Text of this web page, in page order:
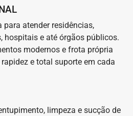
para atender residências,
hospitais e até órgãos públicos.
modernos e frota própria
e total suporte em cada
limpeza e sucção de